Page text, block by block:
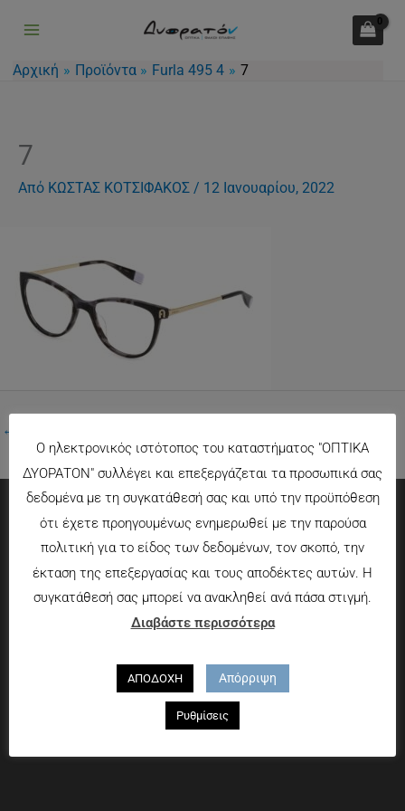
περιεχόμενο
Αρχική Προϊόντα Furla 495 4 7
7
Από ΚΩΣΤΑΣ ΚΟΤΣΙΦΑΚΟΣ / 12 Ιανουαρίου, 2022
←
Πληροφορίες
Τρόποι πληρωμής
Τρόποι αποστολής
Πολιτική επιστροφών
Που θα μας βρείτε
Χαροκόπου 13-15, Αθήνα 176 72
Ο ηλεκτρονικός ιστότοπος του καταστήματος "ΟΠΤΙΚΑ
ΔΥΟΡΑΤΟΝ" συλλέγει και επεξεργάζεται τα προσωπικά σας
δεδομένα με τη συγκατάθεσή σας και υπό την προϋπόθεση
ότι έχετε προηγουμένως ενημερωθεί με την παρούσα
πολιτική για το είδος των δεδομένων, τον σκοπό, την
έκταση της επεξεργασίας και τους αποδέκτες αυτών. Η
συγκατάθεσή σας μπορεί να ανακληθεί ανά πάσα στιγμή.
Διαβάστε περισσότερα
ΑΠΟΔΟΧΗ Απόρριψη
Ρυθμίσεις